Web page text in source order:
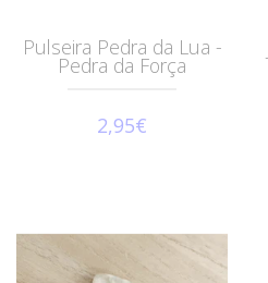
Pulseira Pedra da Lua -
Pedra da Força
2,95€